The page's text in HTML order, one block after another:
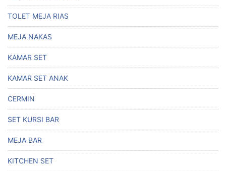
TOLET MEJA RIAS
MEJA NAKAS
KAMAR SET
KAMAR SET ANAK
CERMIN
SET KURSI BAR
MEJA BAR
KITCHEN SET